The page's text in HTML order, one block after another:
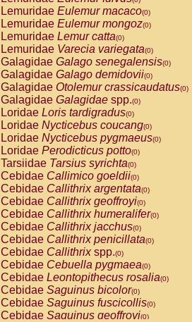
Lemuridae Eulemur macaco(0)
Lemuridae Eulemur mongoz(0)
Lemuridae Lemur catta(0)
Lemuridae Varecia variegata(0)
Galagidae Galago senegalensis(0)
Galagidae Galago demidovii(0)
Galagidae Otolemur crassicaudatus(0)
Galagidae Galagidae spp.(0)
Loridae Loris tardigradus(0)
Loridae Nycticebus coucang(0)
Loridae Nycticebus pygmaeus(0)
Loridae Perodicticus potto(0)
Tarsiidae Tarsius syrichta(0)
Cebidae Callimico goeldii(0)
Cebidae Callithrix argentata(0)
Cebidae Callithrix geoffroyi(0)
Cebidae Callithrix humeralifer(0)
Cebidae Callithrix jacchus(0)
Cebidae Callithrix penicillata(0)
Cebidae Callithrixspp.(0)
Cebidae Cebuella pygmaea(0)
Cebidae Leontopithecus rosalia(0)
Cebidae Saguinus bicolor(0)
Cebidae Saguinus fuscicollis(0)
Cebidae Saguinus geoffroyi(0)